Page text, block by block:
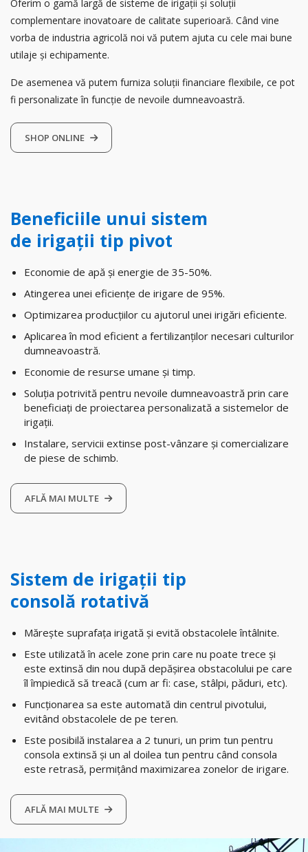
Oferim o gamă largă de sisteme de irigații și soluții
complementare inovatoare de calitate superioară. Când vine
vorba de industria agricolă noi vă putem ajuta cu cele mai bune
utilaje și echipamente.
De asemenea vă putem furniza soluții financiare flexibile, ce pot
fi personalizate în funcție de nevoile dumneavoastră.
SHOP ONLINE
Beneficiile unui sistem
de irigații tip pivot
Economie de apă și energie de 35-50%.
Atingerea unei eficiențe de irigare de 95%.
Optimizarea producțiilor cu ajutorul unei irigări eficiente.
Aplicarea în mod eficient a fertilizanților necesari culturilor
dumneavoastră.
Economie de resurse umane și timp.
Soluția potrivită pentru nevoile dumneavoastră prin care
beneficiați de proiectarea personalizată a sistemelor de
irigații.
Instalare, servicii extinse post-vânzare și comercializare
de piese de schimb.
AFLĂ MAI MULTE
Sistem de irigații tip
consolă rotativă
Mărește suprafața irigată și evită obstacolele întâlnite.
Este utilizată în acele zone prin care nu poate trece și
este extinsă din nou după depășirea obstacolului pe care
îl împiedică să treacă (cum ar fi: case, stâlpi, păduri, etc).
Funcționarea sa este automată din centrul pivotului,
evitând obstacolele de pe teren.
Este posibilă instalarea a 2 tunuri, un prim tun pentru
consola extinsă și un al doilea tun pentru când consola
este retrasă, permițând maximizarea zonelor de irigare.
AFLĂ MAI MULTE